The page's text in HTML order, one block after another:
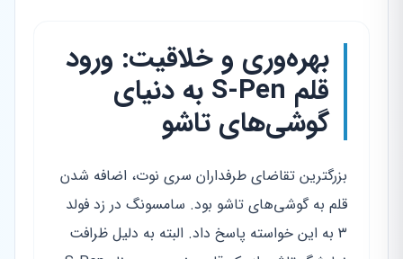
بهره‌وری و خلاقیت: ورود
قلم S-Pen به دنیای
گوشی‌های تاشو
بزرگترین تقاضای طرفداران سری نوت، اضافه شدن
قلم به گوشی‌های تاشو بود. سامسونگ در زد فولد
۳ به این خواسته پاسخ داد. البته به دلیل ظرافت